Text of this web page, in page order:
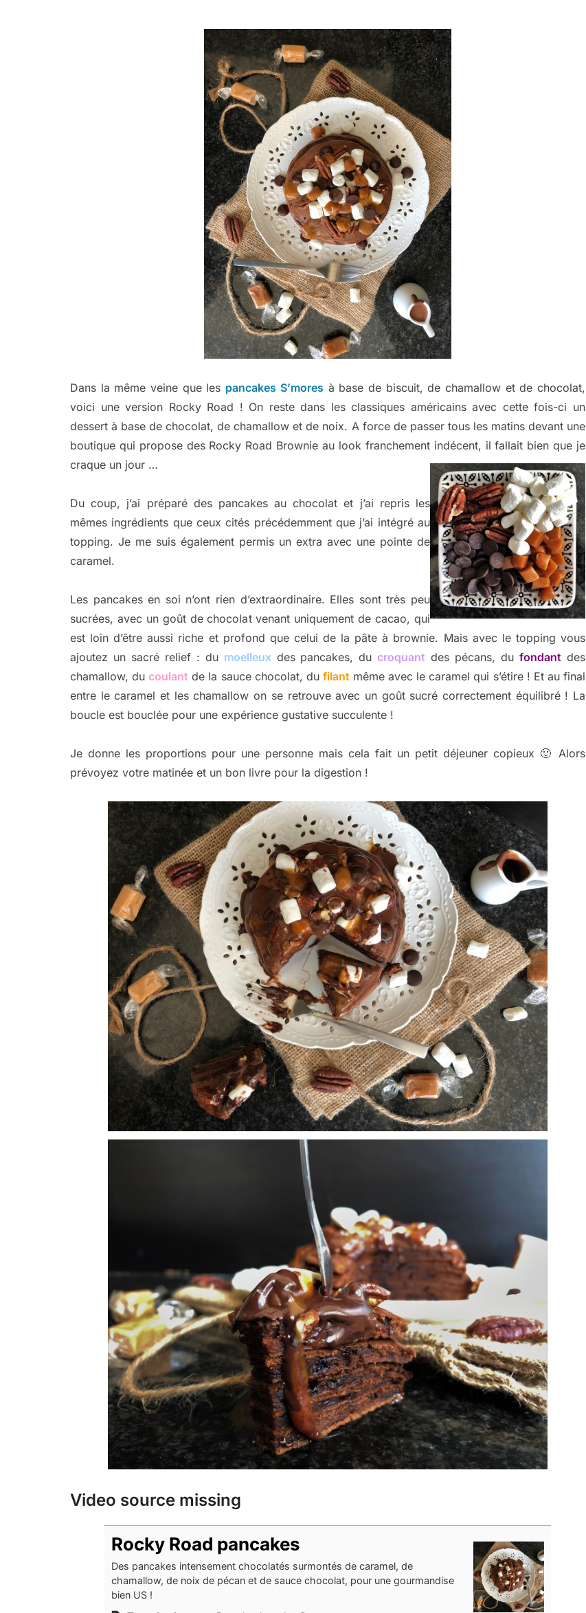
Dans la même veine que les pancakes S’mores à base de biscuit, de chamallow et de chocolat,
voici une version Rocky Road ! On reste dans les classiques américains avec cette fois-ci un
dessert à base de chocolat, de chamallow et de noix. A force de passer tous les matins devant une
boutique qui propose des Rocky Road Brownie au look franchement indécent, il fallait bien que je
craque un jour …
Du coup, j’ai préparé des pancakes au chocolat et j’ai repris les
mêmes ingrédients que ceux cités précédemment que j’ai intégré au
topping. Je me suis également permis un extra avec une pointe de
caramel.
Les pancakes en soi n’ont rien d’extraordinaire. Elles sont très peu
sucrées, avec un goût de chocolat venant uniquement de cacao, qui
est loin d’être aussi riche et profond que celui de la pâte à brownie. Mais avec le topping vous
ajoutez un sacré relief : du moelleuxdes pancakes, ducroquant des pécans, dufondant des
chamallow, ducoulant de la sauce chocolat, du filantmême avec le caramel qui s’étire ! Et au final
entre le caramel et les chamallow on se retrouve avec un goût sucré correctement équilibré ! La
boucle est bouclée pour une expérience gustative succulente !
Je donne les proportions pour une personne mais cela fait un petit déjeuner copieux 🙂 Alors
prévoyez votre matinée et un bon livre pour la digestion !
Video source missing
Rocky Road pancakes
Des pancakes intensement chocolatés surmontés de caramel, de
chamallow, de noix de pécan et de sauce chocolat, pour une gourmandise
bien US !